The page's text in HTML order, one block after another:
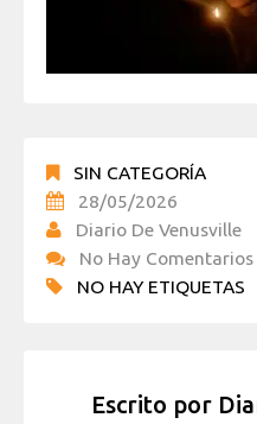
SIN CATEGORÍA
28/05/2026
Diario De Venusville
No Hay Comentarios
NO HAY ETIQUETAS
Escrito por